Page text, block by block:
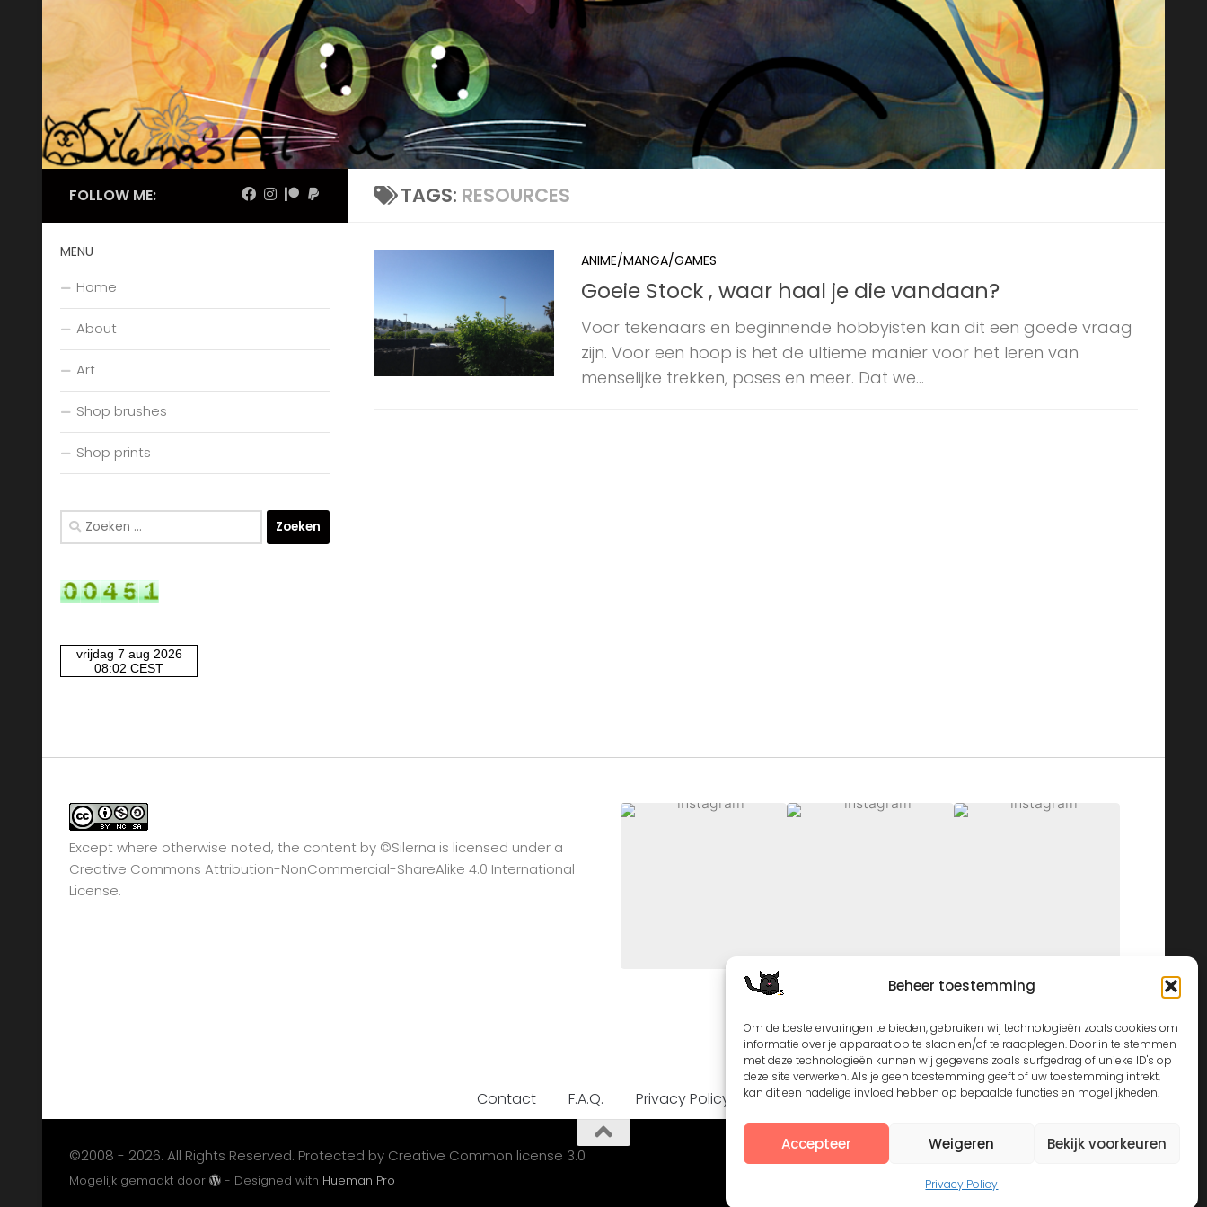
Beheer toestemming
Om de beste ervaringen te bieden, gebruiken wij technologieën zoals cookies om
informatie over je apparaat op te slaan en/of te raadplegen. Door in te stemmen
met deze technologieën kunnen wij gegevens zoals surfgedrag of unieke ID's op
deze site verwerken. Als je geen toestemming geeft of uw toestemming intrekt,
kan dit een nadelige invloed hebben op bepaalde functies en mogelijkheden.
Accepteer Weigeren Bekijk voorkeuren
Privacy Policy
Skip to content
TAGS: RESOURCES
ANIME/MANGA/GAMES
Goeie Stock , waar haal je die vandaan?
Voor tekenaars en beginnende hobbyisten kan dit een goede vraag
zijn. Voor een hoop is het de ultieme manier voor het leren van
menselijke trekken, poses en meer. Dat we...
FOLLOW ME:
MENU
Home
About
Art
Shop brushes
Shop prints
Zoeken
naar:
Except where otherwise noted, the content by ©Silerna is licensed under a
Creative Commons Attribution-NonCommercial-ShareAlike 4.0 International
License.
Contact F.A.Q. Privacy Policy
©2008 - 2026. All Rights Reserved. Protected by Creative Common license 3.0
Mogelijk gemaakt door - Designed with Hueman Pro